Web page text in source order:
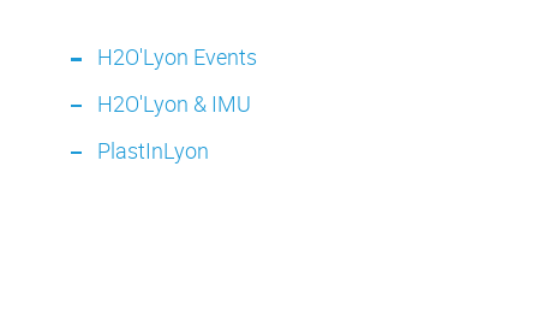
H2O'Lyon Events
H2O'Lyon & IMU
PlastInLyon